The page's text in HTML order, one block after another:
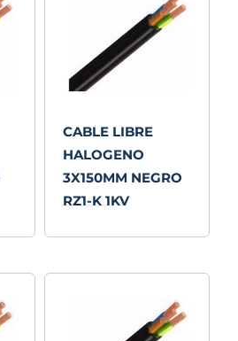
CABLE LIBRE
HALOGENO
3X150MM NEGRO
RZ1-K 1KV